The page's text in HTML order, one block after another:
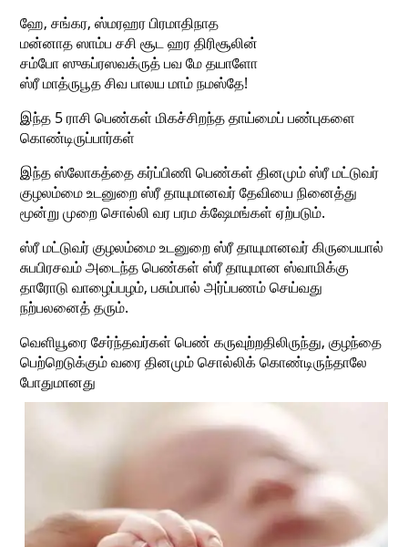
ஹே, சங்கர, ஸ்மரஹர பிரமாதிநாத
மன்னாத ஸாம்ப சசி சூட ஹர திரிசூலின்
சம்போ ஸுகப்ரஸவக்ருத் பவ மே தயாளோ
ஸ்ரீ மாத்ருபூத சிவ பாலய மாம் நமஸ்தே!
இந்த 5 ராசி பெண்கள் மிகச்சிறந்த தாய்மைப் பண்புகளை
கொண்டிருப்பார்கள்
இந்த ஸ்லோகத்தை கர்ப்பிணி பெண்கள் தினமும் ஸ்ரீ மட்டுவர்
குழலம்மை உடனுறை ஸ்ரீ தாயுமானவர் தேவியை நினைத்து
மூன்று முறை சொல்லி வர பரம க்ஷேமங்கள் ஏற்படும்.
ஸ்ரீ மட்டுவர் குழலம்மை உடனுறை ஸ்ரீ தாயுமானவர் கிருபையால்
சுபபிரசவம் அடைந்த பெண்கள் ஸ்ரீ தாயுமான ஸ்வாமிக்கு
தாரோடு வாழைப்பழம், பசும்பால் அர்ப்பணம் செய்வது
நற்பலனைத் தரும்.
வெளியூரை சேர்ந்தவர்கள் பெண் கருவுற்றதிலிருந்து, குழந்தை
பெற்றெடுக்கும் வரை தினமும் சொல்லிக் கொண்டிருந்தாலே
போதுமானது